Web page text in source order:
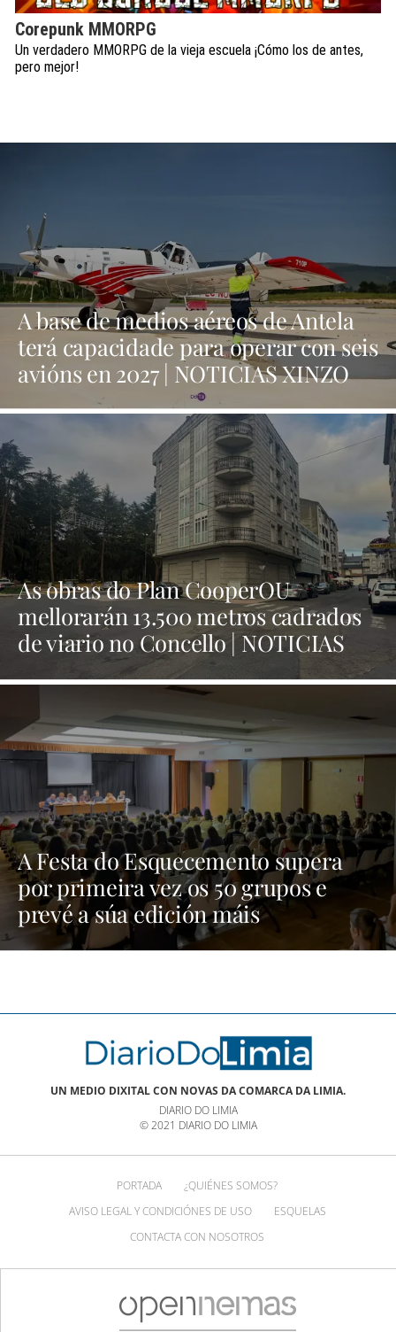
Corepunk MMORPG
Un verdadero MMORPG de la vieja escuela ¡Cómo los de antes,
pero mejor!
A base de medios aéreos de Antela
terá capacidade para operar con seis
avións en 2027 | NOTICIAS XINZO
As obras do Plan CooperOU
mellorarán 13.500 metros cadrados
de viario no Concello | NOTICIAS
A Festa do Esquecemento supera
por primeira vez os 50 grupos e
prevé a súa edición máis
multitudinaria | NOTICIAS XINZO
UN MEDIO DIXITAL CON NOVAS DA COMARCA DA LIMIA.
DIARIO DO LIMIA
© 2021 DIARIO DO LIMIA
PORTADA
¿QUIÉNES SOMOS?
AVISO LEGAL Y CONDICIÓNES DE USO
ESQUELAS
CONTACTA CON NOSOTROS